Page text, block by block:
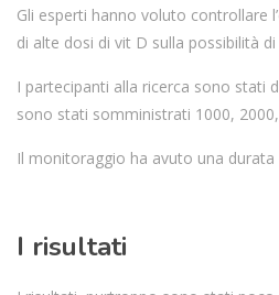
Gli esperti hanno voluto controllare
di alte dosi di vit D sulla possibilità
I partecipanti alla ricerca sono stati
sono stati somministrati 1000,
Il monitoraggio ha avuto una durata
I risultati